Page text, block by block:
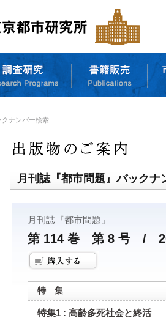
ナンバー検索
月刊誌『都市問題』バックナ
月刊誌『都市問題』
第 114 巻 第 8 号 /
特 集
特集1 : 高齢多死社会と終活